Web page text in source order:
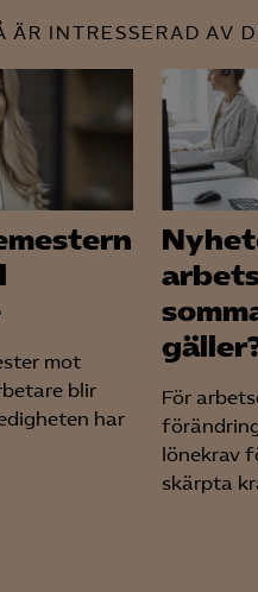
ÄR INTRESSERAD AV
mot
blir
har
För
lönekrav
skärpta